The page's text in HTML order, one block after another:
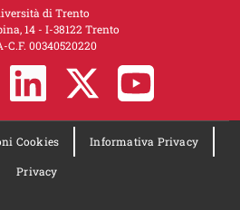
di Trento
14 - I-38122 Trento
C.F. 00​3​40520220
Cookies Informativa Privacy
Privacy